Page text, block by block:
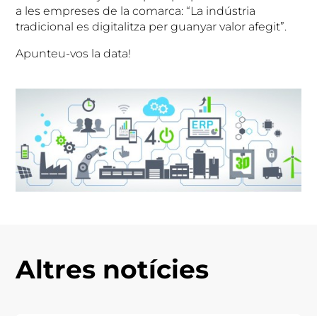
a les empreses de la comarca: “La indústria
tradicional es digitalitza per guanyar valor afegit”.
Apunteu-vos la data!
Altres notícies